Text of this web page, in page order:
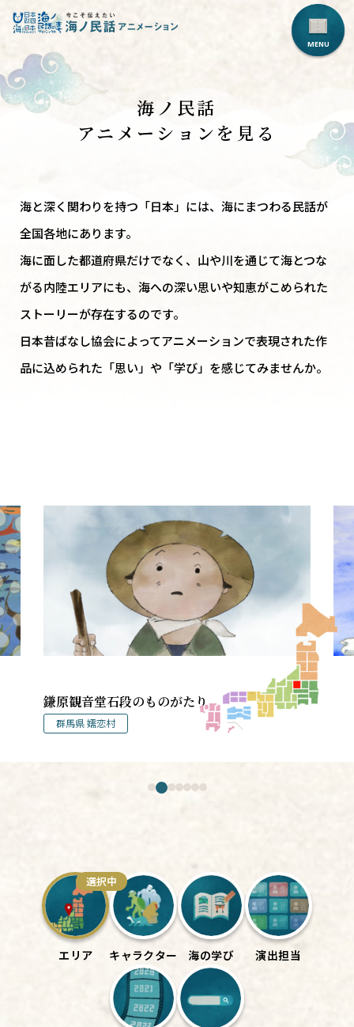
海ノ民話
アニメーションを見る
海と深く関わりを持つ「日本」には、海にまつわる民話が
全国各地にあります。
海に面した都道府県だけでなく、山や川を通じて海とつな
がる内陸エリアにも、 海への深い思いや知恵がこめられた
ストーリーが存在するのです。
日本昔ばなし協会によってアニメーションで表現された作
品に込められた「思い」や「学び」を感じてみませんか。
鎌原観音堂石段のものがたり
群馬県 嬬恋村
選択中
エリア キャラクター 海の学び 演出担当